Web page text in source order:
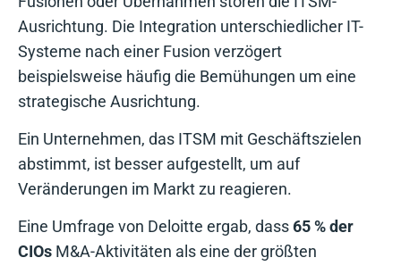
Ausrichtung. Die Integration unterschiedlicher IT-
Systeme nach einer Fusion verzögert
beispielsweise häufig die Bemühungen um eine
strategische Ausrichtung.
Ein Unternehmen, das ITSM mit Geschäftszielen
abstimmt, ist besser aufgestellt, um auf
Veränderungen im Markt zu reagieren.
Eine Umfrage von Deloitte ergab, dass65 % der
CIOs M&A-Aktivitäten als eine der größten